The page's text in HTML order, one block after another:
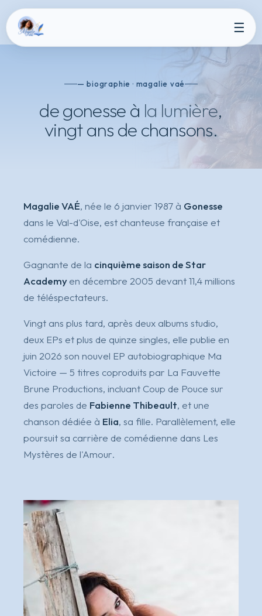
☰
— biographie · magalie vaé
de gonesse à la lumière,
vingt ans de chansons.
Magalie VAÉ, née le 6 janvier 1987 à Gonesse
dans le Val-d'Oise, est chanteuse française et
comédienne.
Gagnante de la cinquième saison de Star
Academyen décembre 2005 devant 11,4 millions
de téléspectateurs.
Vingt ans plus tard, après deux albums studio,
deux EPs et plus de quinze singles, elle publie en
juin 2026 son nouvel EP autobiographique Ma
Victoire — 5 titres coproduits par La Fauvette
Brune Productions, incluant Coup de Pouce sur
des paroles de Fabienne Thibeault, et une
chanson dédiée à Elia, sa fille. Parallèlement, elle
poursuit sa carrière de comédienne dans Les
Mystères de l'Amour.